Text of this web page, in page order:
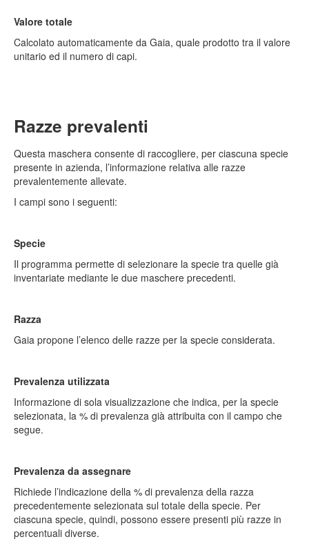
Valore totale
Calcolato automaticamente da Gaia, quale prodotto tra il valore
unitario ed il numero di capi.
Razze prevalenti
Questa maschera consente di raccogliere, per ciascuna specie
presente in azienda, l’informazione relativa alle razze
prevalentemente allevate.
I campi sono i seguenti:
Specie
Il programma permette di selezionare la specie tra quelle già
inventariate mediante le due maschere precedenti.
Razza
Gaia propone l’elenco delle razze per la specie considerata.
Prevalenza utilizzata
Informazione di sola visualizzazione che indica, per la specie
selezionata, la % di prevalenza già attribuita con il campo che
segue.
Prevalenza da assegnare
Richiede l’indicazione della % di prevalenza della razza
precedentemente selezionata sul totale della specie. Per
ciascuna specie, quindi, possono essere presenti più razze in
percentuali diverse.